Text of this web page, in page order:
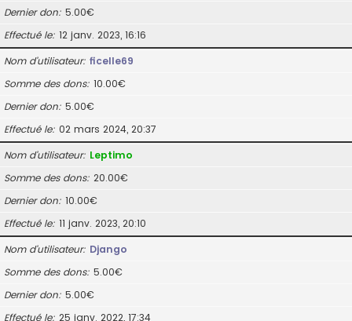
Dernier don 5.00€
Effectué le 12 janv. 2023, 16:16
Nom d’utilisateur ficelle69
Somme des dons 10.00€
Dernier don 5.00€
Effectué le 02 mars 2024, 20:37
Nom d’utilisateur Leptimo
Somme des dons 20.00€
Dernier don 10.00€
Effectué le 11 janv. 2023, 20:10
Nom d’utilisateur Django
Somme des dons 5.00€
Dernier don 5.00€
Effectué le 25 janv. 2022, 17:34